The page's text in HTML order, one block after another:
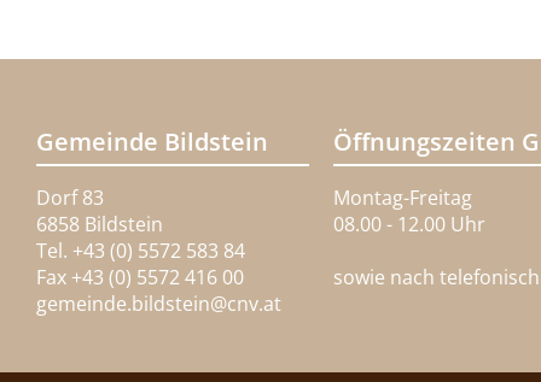
Gemeinde Bildstein
Dorf 83
6858 Bildstein
Tel. +43 (0) 5572 583 84
Fax +43 (0) 5572 416 00
gemeinde.bildstein@cnv.at
Öffnungszeiten
Montag-Freitag
08.00 - 12.00 Uhr
sowie nach